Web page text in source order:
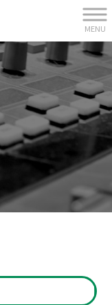
MENU